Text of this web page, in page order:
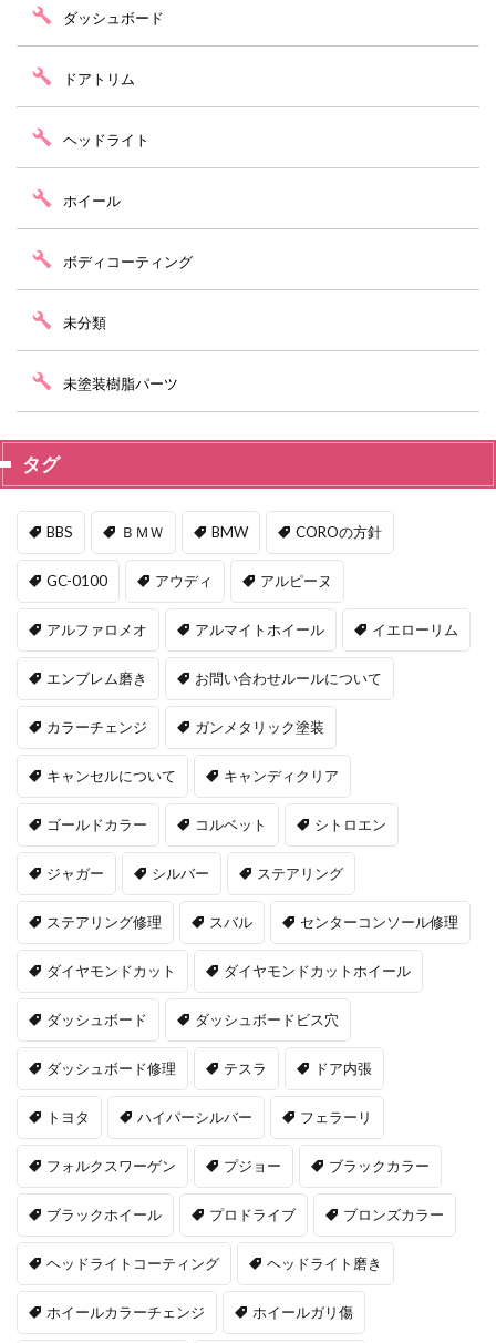
ダッシュボード
ドアトリム
ヘッドライト
ホイール
ボディコーティング
未分類
未塗装樹脂パーツ
タグ
BBS ＢＭＷ BMW COROの方針
GC-0100 アウディ アルピーヌ
アルファロメオ アルマイトホイール イエローリム
エンブレム磨き お問い合わせルールについて
カラーチェンジ ガンメタリック塗装
キャンセルについて キャンディクリア
ゴールドカラー コルベット シトロエン
ジャガー シルバー ステアリング
ステアリング修理 スバル センターコンソール修理
ダイヤモンドカット ダイヤモンドカットホイール
ダッシュボード ダッシュボードビス穴
ダッシュボード修理 テスラ ドア内張
トヨタ ハイパーシルバー フェラーリ
フォルクスワーゲン プジョー ブラックカラー
ブラックホイール プロドライブ ブロンズカラー
ヘッドライトコーティング ヘッドライト磨き
ホイールカラーチェンジ ホイールガリ傷